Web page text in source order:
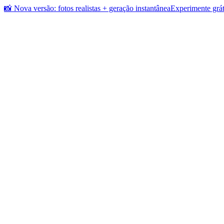
📸 Nova versão: fotos realistas + geração instantâneaExperimente